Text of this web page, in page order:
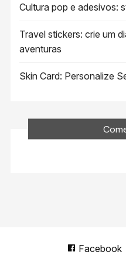
Cultura pop e adesivos:
Travel stickers: crie um
aventuras
Skin Card: Personalize
Facebook